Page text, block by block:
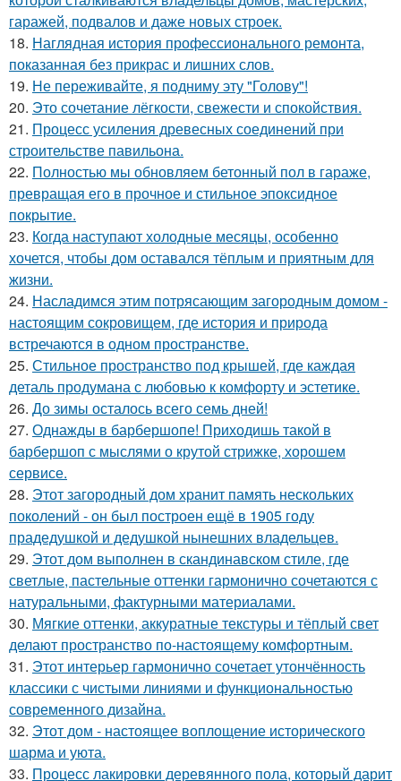
гаражей, подвалов и даже новых строек.
18. Наглядная история профессионального ремонта,
показанная без прикрас и лишних слов.
19. Не переживайте, я подниму эту "Голову"!
20. Это сочетание лёгкости, свежести и спокойствия.
21. Процесс усиления древесных соединений при
строительстве павильона.
22. Полностью мы обновляем бетонный пол в гараже,
превращая его в прочное и стильное эпоксидное
покрытие.
23. Когда наступают холодные месяцы, особенно
хочется, чтобы дом оставался тёплым и приятным для
жизни.
24. Насладимся этим потрясающим загородным домом -
настоящим сокровищем, где история и природа
встречаются в одном пространстве.
25. Стильное пространство под крышей, где каждая
деталь продумана с любовью к комфорту и эстетике.
26. До зимы осталось всего семь дней!
27. Однажды в барбершопе! Приходишь такой в
барбершоп с мыслями о крутой стрижке, хорошем
сервисе.
28. Этот загородный дом хранит память нескольких
поколений - он был построен ещё в 1905 году
прадедушкой и дедушкой нынешних владельцев.
29. Этот дом выполнен в скандинавском стиле, где
светлые, пастельные оттенки гармонично сочетаются с
натуральными, фактурными материалами.
30. Мягкие оттенки, аккуратные текстуры и тёплый свет
делают пространство по-настоящему комфортным.
31. Этот интерьер гармонично сочетает утончённость
классики с чистыми линиями и функциональностью
современного дизайна.
32. Этот дом - настоящее воплощение исторического
шарма и уюта.
33. Процесс лакировки деревянного пола, который дарит